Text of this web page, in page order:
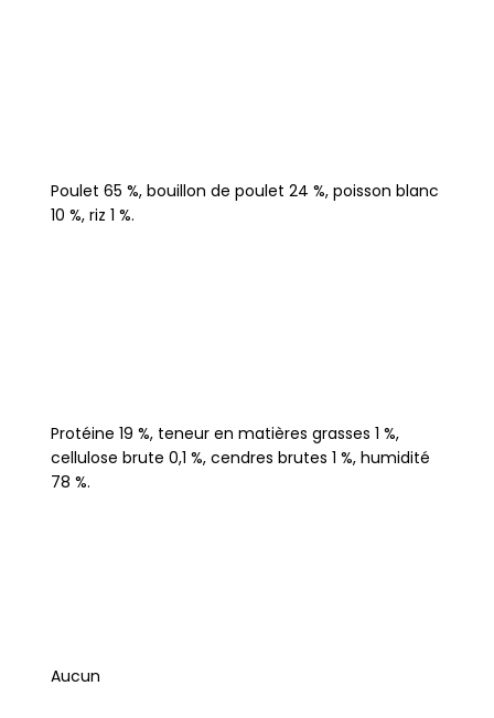
Poulet 65 %, bouillon de poulet 24 %, poisson blanc
10 %, riz 1 %.
Protéine 19 %, teneur en matières grasses 1 %,
cellulose brute 0,1 %, cendres brutes 1 %, humidité
78 %.
Aucun